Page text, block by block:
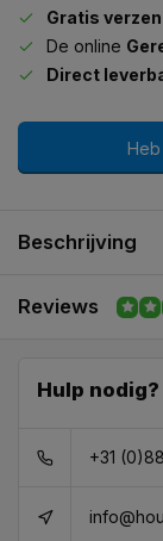
Gratis
De online
Direct
Beschrijving
Reviews
Hulp nodig?
+31